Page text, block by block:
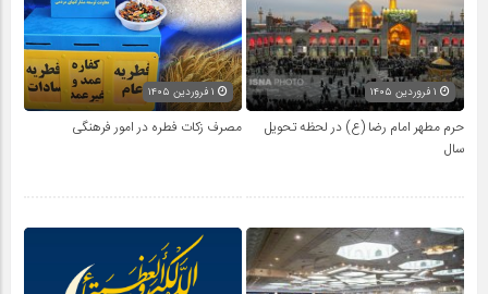
حرم مطهر امام رضا (ع) در لحظه تحویل
سال
مصرف زکات فطره در امور فرهنگی